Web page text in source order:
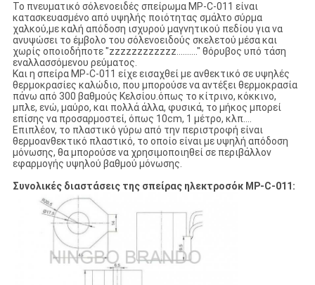
Το πνευματικό σόλενοειδές σπείρωμα MP-C-011 είναι
κατασκευασμένο από υψηλής ποιότητας σμάλτο σύρμα
χαλκού,με καλή απόδοση ισχυρού μαγνητικού πεδίου για να
ανυψώσει το έμβολο του σόλενοειδούς σκελετού μέσα και
χωρίς οποιοδήποτε "zzzzzzzzzzzz.........." θόρυβος υπό τάση
εναλλασσόμενου ρεύματος.
Και η σπείρα MP-C-011 είχε εισαχθεί με ανθεκτικό σε υψηλές
θερμοκρασίες καλώδιο, που μπορούσε να αντέξει θερμοκρασία
πάνω από 300 βαθμούς Κελσίου.όπως το κίτρινο, κόκκινο,
μπλε, ενώ, μαύρο, και πολλά άλλα, φυσικά, το μήκος μπορεί
επίσης να προσαρμοστεί, όπως 10cm, 1 μέτρο, κλπ....
Επιπλέον, το πλαστικό γύρω από την περιστροφή είναι
θερμοανθεκτικό πλαστικό, το οποίο είναι με υψηλή απόδοση
μόνωσης, θα μπορούσε να χρησιμοποιηθεί σε περιβάλλον
εφαρμογής υψηλού βαθμού μόνωσης.
Συνολικές διαστάσεις της σπείρας ηλεκτροσόκ MP-C-011: